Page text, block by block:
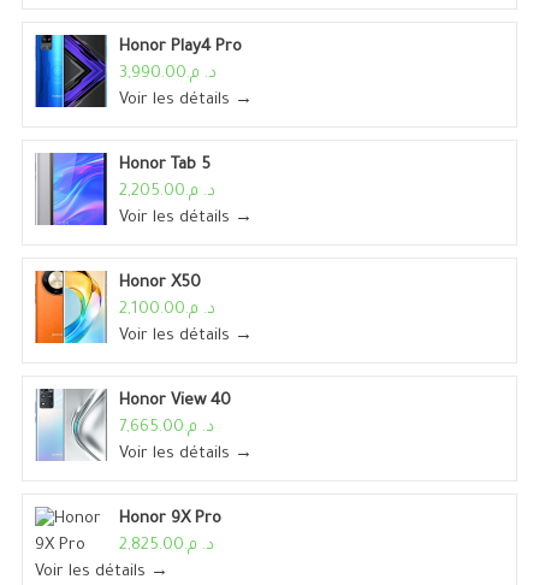
Honor Play4 Pro
د. م.3,990.00
Voir les détails →
Honor Tab 5
د. م.2,205.00
Voir les détails →
Honor X50
د. م.2,100.00
Voir les détails →
Honor View 40
د. م.7,665.00
Voir les détails →
Honor 9X Pro
د. م.2,825.00
Voir les détails →